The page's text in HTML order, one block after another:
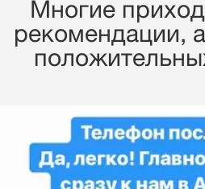
Многие
рекомендации,